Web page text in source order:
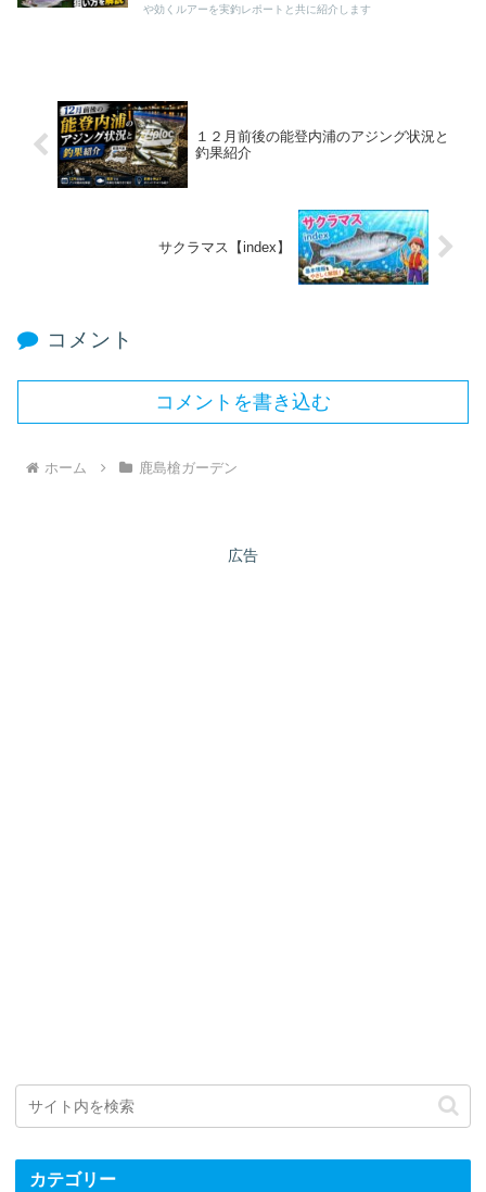
や効くルアーを実釣レポートと共に紹介します
１２月前後の能登内浦のアジング状況と
釣果紹介
サクラマス【index】
コメント
コメントを書き込む
ホーム 鹿島槍ガーデン
広告
カテゴリー